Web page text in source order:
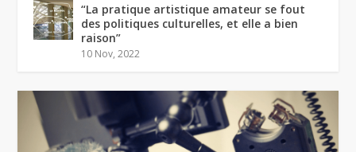
“La pratique artistique amateur se fout
des politiques culturelles, et elle a bien
raison”
10 Nov, 2022